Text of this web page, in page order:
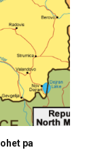
pa